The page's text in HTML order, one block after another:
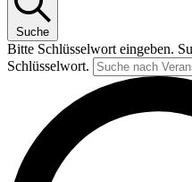
Suche
Bitte Schlüsselwort eingeben.
Schlüsselwort.